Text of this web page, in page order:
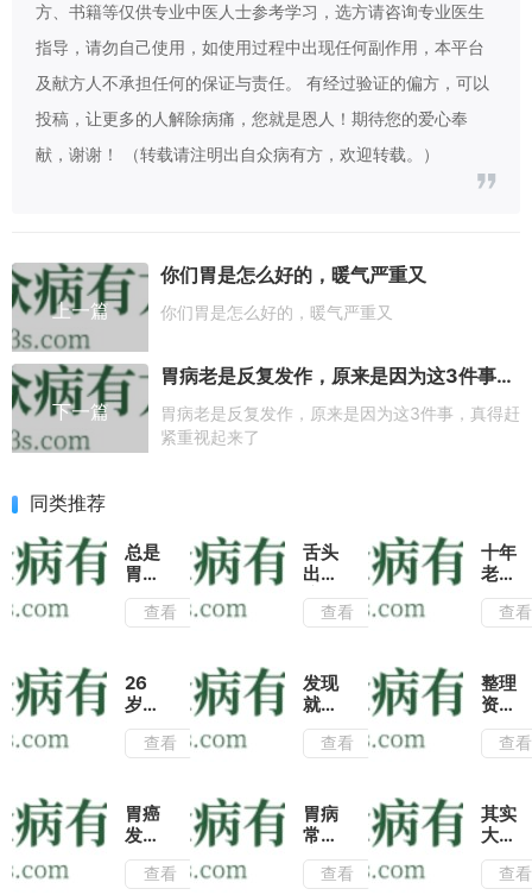
方、书籍等仅供专业中医人士参考学习，选方请咨询专业医生
指导，请勿自己使用，如使用过程中出现任何副作用，本平台
及献方人不承担任何的保证与责任。 有经过验证的偏方，可以
投稿，让更多的人解除病痛，您就是恩人！期待您的爱心奉
献，谢谢！ （转载请注明出自众病有方，欢迎转载。）
上一篇
你们胃是怎么好的，暖气严重又
你们胃是怎么好的，暖气严重又
下一篇
胃病老是反复发作，原来是因为这3件事，真得赶紧重视起来了
胃病老是反复发作，原来是因为这3件事，真得赶
紧重视起来了
同类推荐
总是
胃
胀，
吃一
撑，
是胃
病
吗？
查看
舌头
出现
这个
是胃
癌前
期信
号！
茶，
养出
查看
十年
老胃
病“糊
弄”治
了
个“洞
查看
26
岁小
伙确
诊胃
月前
胃镜
正
常；
查看
发现
就是
晚
期？
症状
常被
误以
为“小
查看
整理
资料
发现
的家
病中
药秘
方及
针灸
查看
胃癌
发生
前，
身体
查看
胃病
常见
症状
有哪
查看
其实
大多
数的
老胃
查看